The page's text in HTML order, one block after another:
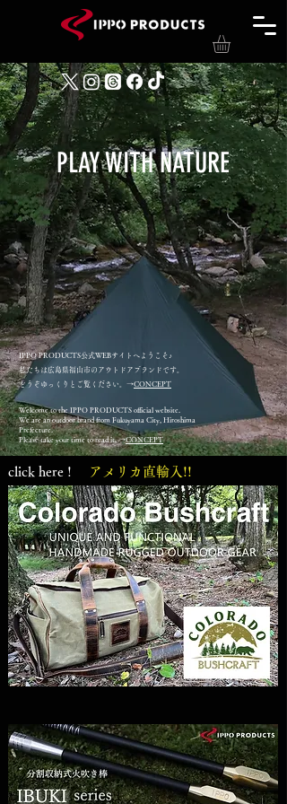
PLAY WITH NATURE
IPPO PRODUCTS公式WEBサイトへようこそ♪
私たちは広島県福山市のアウトドアブランドです。
どうぞゆっくりとご覧ください。→CONCEPT
Welcome to the IPPO PRODUCTS official website. ​
We are an outdoor brand from Fukuyama City, Hiroshima
Prefecture.
Please take your time to read it. →CONCEPT
click here ! アメリカ直輸入!!